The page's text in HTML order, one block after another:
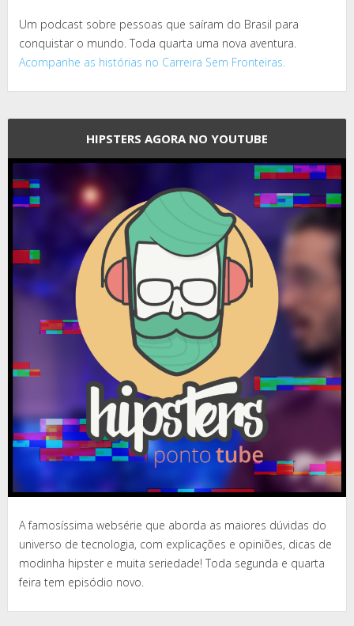
Um podcast sobre pessoas que saíram do Brasil para
conquistar o mundo. Toda quarta uma nova aventura.
Acompanhe as histórias no Carreira Sem Fronteiras.
HIPSTERS AGORA NO YOUTUBE
A famosíssima websérie que aborda as maiores dúvidas do
universo de tecnologia, com explicações e opiniões, dicas de
modinha hipster e muita seriedade! Toda segunda e quarta
feira tem episódio novo.